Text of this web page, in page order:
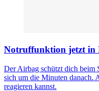
Notruffunktion jetzt in
Der Airbag schützt dich
sich um die Minuten danach.
reagieren kannst.